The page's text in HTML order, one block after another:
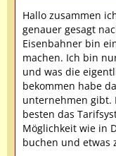
Hallo zusammen
genauer gesagt
Eisenbahner bin
machen. Ich bin
und was die
bekommen habe
unternehmen gibt.
besten das
Möglichkeit wie in
buchen und etwas